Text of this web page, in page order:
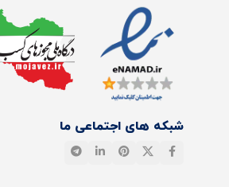
شبکه های اجتماعی ما